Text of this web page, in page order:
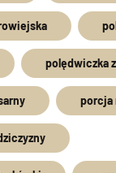
polędwiczka
porcja